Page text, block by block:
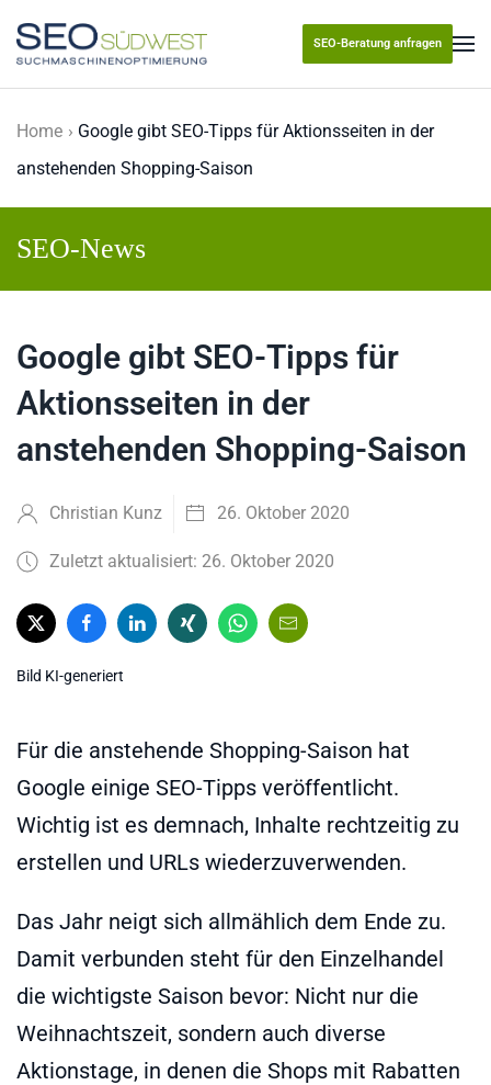
Skip to main content
SEO-Beratung anfragen
Home
Google gibt SEO-Tipps für Aktionsseiten in der
anstehenden Shopping-Saison
SEO-News
Google gibt SEO-Tipps für
Aktionsseiten in der
anstehenden Shopping-Saison
Christian Kunz 26. Oktober 2020
Zuletzt aktualisiert: 26. Oktober 2020
Bild KI-generiert
Für die anstehende Shopping-Saison hat
Google einige SEO-Tipps veröffentlicht.
Wichtig ist es demnach, Inhalte rechtzeitig zu
erstellen und URLs wiederzuverwenden.
Das Jahr neigt sich allmählich dem Ende zu.
Damit verbunden steht für den Einzelhandel
die wichtigste Saison bevor: Nicht nur die
Weihnachtszeit, sondern auch diverse
Aktionstage, in denen die Shops mit Rabatten